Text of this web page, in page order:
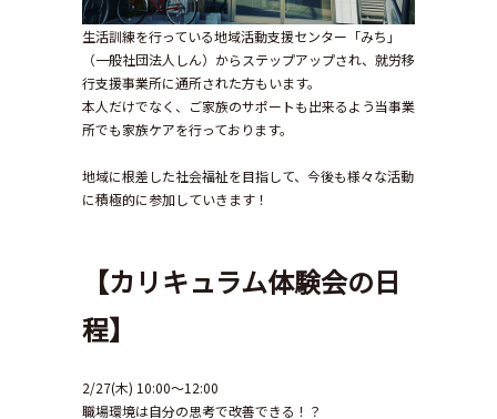
生活訓練を行っている地域活動支援センター「みち」
（一般社団法人しん）からステップアップされ、就労移
行支援事業所に通所された方もいます。
本人だけでなく、ご家族のサポートも出来るよう当事業
所でも家族ケアを行っております。
地域に根差した社会福祉を目指して、今後も様々な活動
に積極的に参加していきます！
【カリキュラム体験会の日
程】
2/27(木) 10:00～12:00
職場環境は自分の思考で改善できる！？